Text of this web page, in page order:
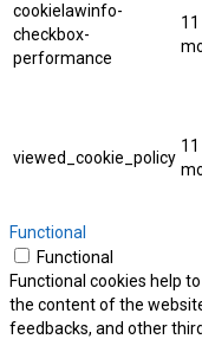
cookielawinfo-
checkbox-
performance
11
viewed_cookie_policy
11
Functional
Functional
Functional cookies help
the content of the
feedbacks, and other